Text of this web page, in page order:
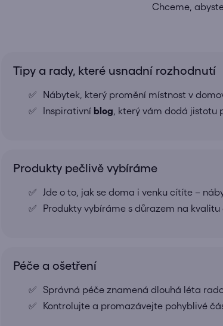
Chceme,
Tipy a rady, které usnadní rozhodnutí
Nábytek, který promění místnost v
Inspirativní blog , který vám dodá
Produkty pečlivě vybíráme
Jde o to, jak se doma i venku cítíte –
Produkty vybíráme s důrazem na
Péče a ošetření
Správná péče znamená dlouhá léta
Kontrolujte a promazávejte pohyblivé